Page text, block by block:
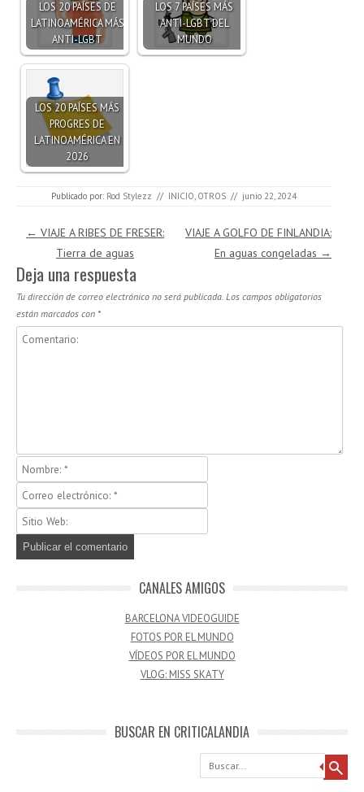
LOS 20 PAÍSES DE
LATINOAMÉRICA MÁS
ANTI-LGBT
LOS 7 PAÍSES MÁS
ANTI-LGBT DEL
MUNDO
LOS 20 PAÍSES MÁS
PROGRES DE
LATINOAMÉRICA EN
2026
Publicado por: Rod Stylezz // INICIO OTROS // junio 22, 2024
Navegación de entradas
← VIAJE A RIBES DE FRESER:
Tierra de aguas
VIAJE A GOLFO DE FINLANDIA:
En aguas congeladas →
Deja una respuesta
Tu dirección de correo electrónico no será publicada. Los campos obligatorios
están marcados con *
CANALES AMIGOS
BARCELONA VIDEOGUIDE
FOTOS POR EL MUNDO
VÍDEOS POR EL MUNDO
VLOG: MISS SKATY
BUSCAR EN CRITICALANDIA
Buscar